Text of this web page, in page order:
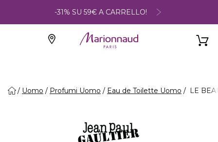
-31% SU 59€ A CARRELLO!
Uomo Profumi Uomo Eau de Toilette Uomo LE